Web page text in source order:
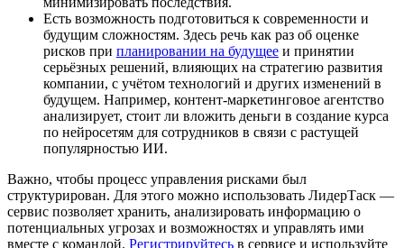
Есть возможность подготовиться к современности и
будущим сложностям. Здесь речь как раз об оценке
рисков при планировании на будущее и принятии
серьёзных решений, влияющих на стратегию развития
компании, с учётом технологий и других изменений в
будущем. Например, контент-маркетинговое агентство
анализирует, стоит ли вложить деньги в создание курса
по нейросетям для сотрудников в связи с растущей
популярностью ИИ.
Важно, чтобы процесс управления рисками был
структурирован. Для этого можно использовать ЛидерТаск —
сервис позволяет хранить, анализировать информацию о
потенциальных угрозах и возможностях и управлять ими
вместе с командой. Регистрируйтесь в сервисе и используйте